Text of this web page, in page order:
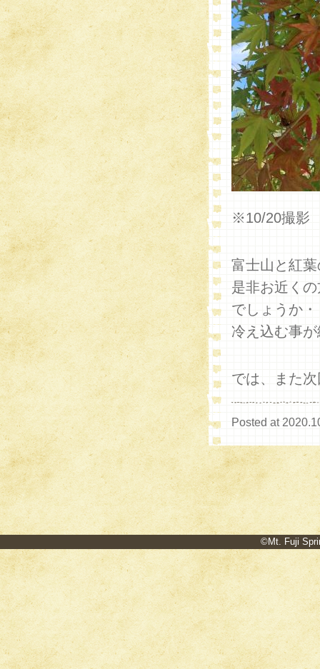
※10/20撮影
富士山と紅
是非お近く
でしょうか
冷え込む事
では、また
Posted at
©Mt. Fuji